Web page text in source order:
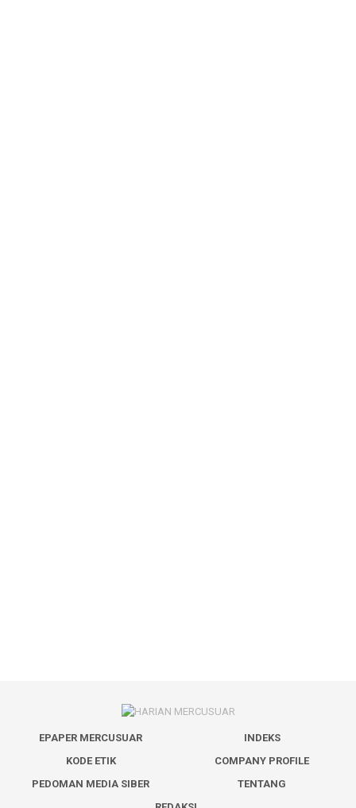
EPAPER MERCUSUAR
INDEKS
KODE ETIK
COMPANY PROFILE
PEDOMAN MEDIA SIBER
TENTANG